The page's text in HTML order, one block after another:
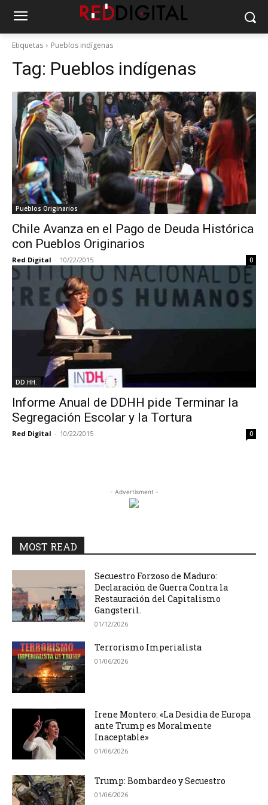
Etiquetas Pueblos indígenas
Tag: Pueblos indígenas
Pueblos Originarios
Chile Avanza en el Pago de Deuda Histórica
con Pueblos Originarios
Red Digital - 10/22/2015 0
DD.HH.
Informe Anual de DDHH pide Terminar la
Segregación Escolar y la Tortura
Red Digital - 10/22/2015 0
- Advertisment -
MOST READ
Secuestro Forzoso de Maduro:
Declaración de Guerra Contra la
Restauración del Capitalismo
Gangsteril.
01/12/2026
Terrorismo Imperialista
01/06/2026
Irene Montero: «La Desidia de Europa
ante Trump es Moralmente
Inaceptable»
01/06/2026
Trump: Bombardeo y Secuestro
01/06/2026